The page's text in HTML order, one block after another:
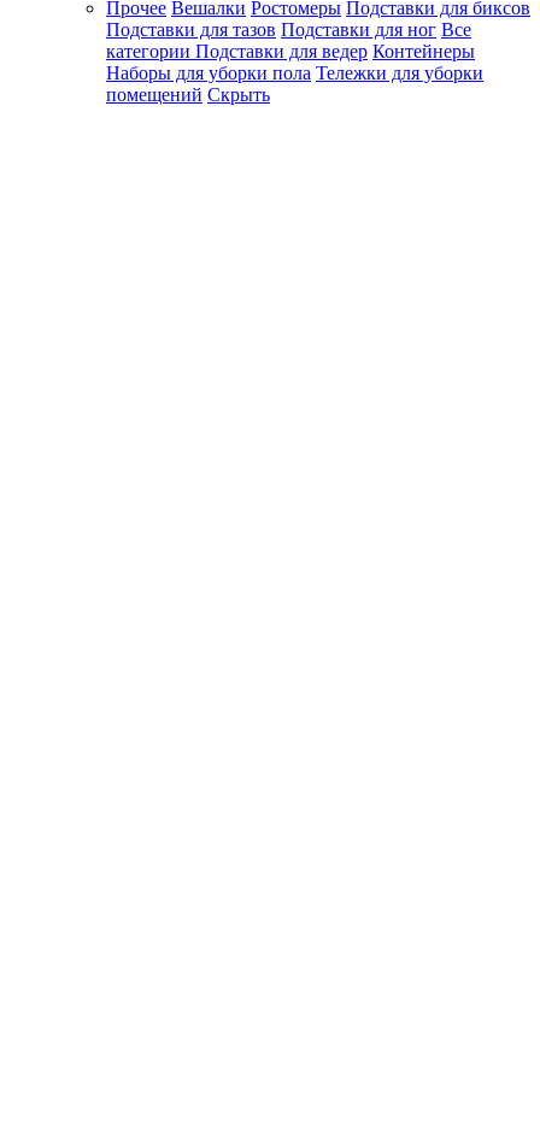
Прочее Вешалки Ростомеры Подставки для биксов
Подставки для тазов Подставки для ног Все
категории Подставки для ведер Контейнеры
Наборы для уборки пола Тележки для уборки
помещений Скрыть